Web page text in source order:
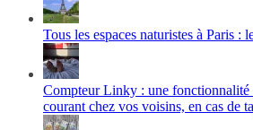
Tous les espaces naturistes à Paris :
Compteur Linky : une fonctionnalité
courant chez vos voisins, en cas de